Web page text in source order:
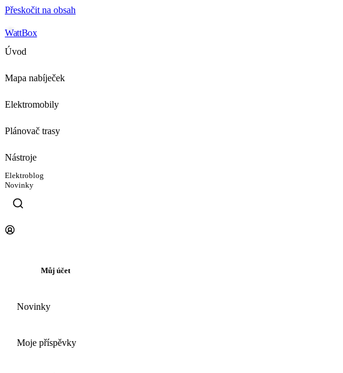
Přeskočit na obsah
WattBox
Úvod
Mapa nabíječek
Elektromobily
Plánovač trasy
Nástroje
Elektroblog
Novinky
Můj účet
Novinky
Moje příspěvky